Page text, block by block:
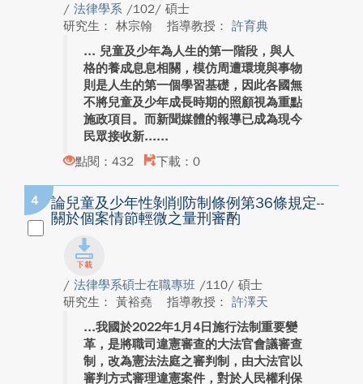
/ 法律學系 /102/ 碩士
研究生： 林宗翰
指導教授： 許育典
兒童及少年為人生的第一階段，與人
格的養成息息相關，模仿周遭環境與事物
則是人生的第一個學習基礎，因此各國無
不將兒童及少年成長時期的照顧視為重點
施政項目。而新聞媒體的報導已成為現今
民眾接收新...
點閱：432
下載：0
4
論兒童及少年性剝削防制條例第36條規定--
關於個案情節輕微之量刑審酌
/ 法律學系碩士在職專班 /110/ 碩士
研究生： 黃裕堯
指導教授： 許澤天
我國於2022年1月4日施行法制重要變
革，是將職司違憲審查的大法官會議審查
制，改為憲法法庭之審判制，由大法官以
審判方式審理違憲案件，對於人民權利保